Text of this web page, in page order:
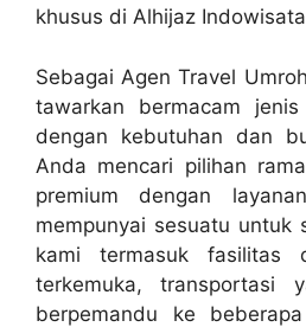
khusus di Alhijaz
Sebagai Agen Travel
tawarkan bermacam
dengan kebutuhan dan
Anda mencari pilihan
premium dengan
mempunyai sesuatu untuk
kami termasuk fasilitas
terkemuka, transportasi
berpemandu ke